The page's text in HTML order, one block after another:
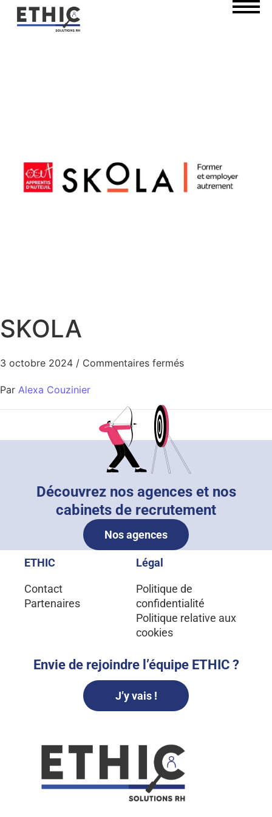
SKOLA
3 octobre 2024 / Commentaires fermés
Par Alexa Couzinier
Découvrez nos agences et nos
cabinets de recrutement
Nos agences
ETHIC
Contact
Partenaires
Légal
Politique de
confidentialité
Politique relative aux
cookies
Envie de rejoindre l’équipe ETHIC ?
J’y vais !